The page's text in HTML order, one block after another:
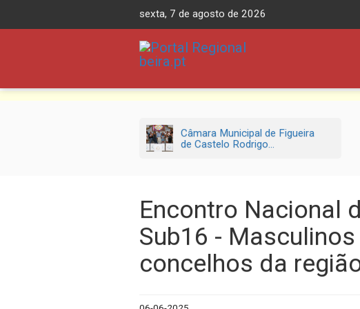
sexta, 7 de agosto de 2026
Câmara Municipal de Figueira
de Castelo Rodrigo...
Encontro Nacional
Sub16 -
concelhos da